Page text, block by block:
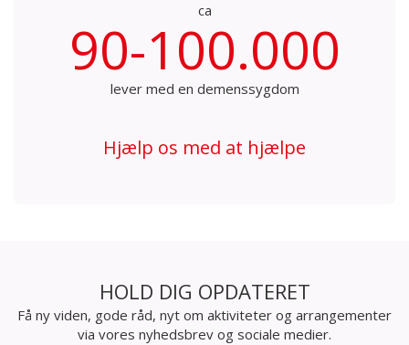
ca
90-100.000
lever med en demenssygdom
Hjælp os med at hjælpe
HOLD DIG OPDATERET
Få ny viden, gode råd, nyt om aktiviteter og arrangementer
via vores nyhedsbrev og sociale medier.